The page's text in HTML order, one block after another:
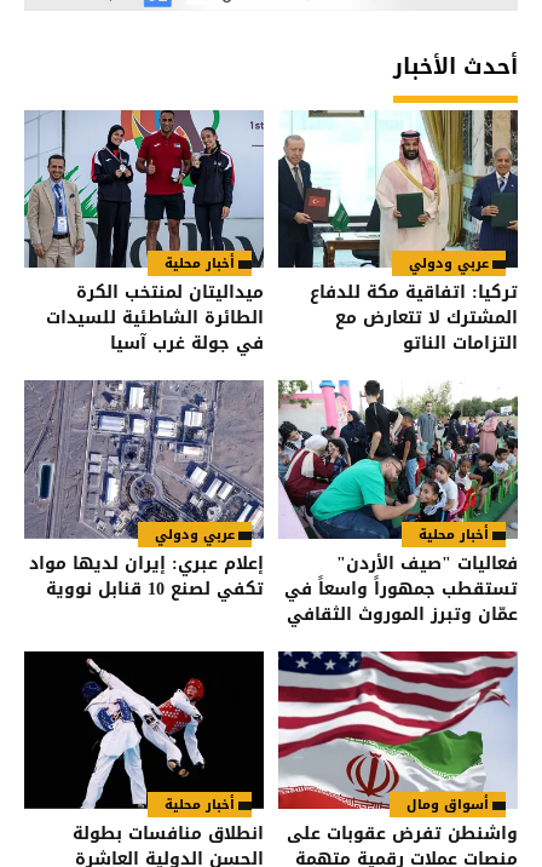
أحدث الأخبار
عربي ودولي
تركيا: اتفاقية مكة للدفاع
المشترك لا تتعارض مع
التزامات الناتو
أخبار محلية
ميداليتان لمنتخب الكرة
الطائرة الشاطئية للسيدات
في جولة غرب آسيا
أخبار محلية
فعاليات "صيف الأردن"
تستقطب جمهوراً واسعاً في
عمّان وتبرز الموروث الثقافي
عربي ودولي
إعلام عبري: إيران لديها مواد
تكفي لصنع 10 قنابل نووية
أسواق ومال
واشنطن تفرض عقوبات على
منصات عملات رقمية متهمة
أخبار محلية
انطلاق منافسات بطولة
الحسن الدولية العاشرة